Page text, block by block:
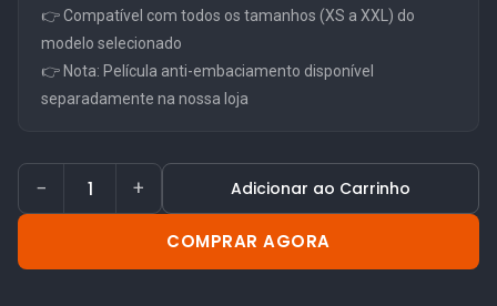
👉 Compatível com todos os tamanhos (XS a XXL) do
modelo selecionado
👉 Nota: Película anti-embaciamento disponível
separadamente na nossa loja
− + Adicionar ao Carrinho
COMPRAR AGORA